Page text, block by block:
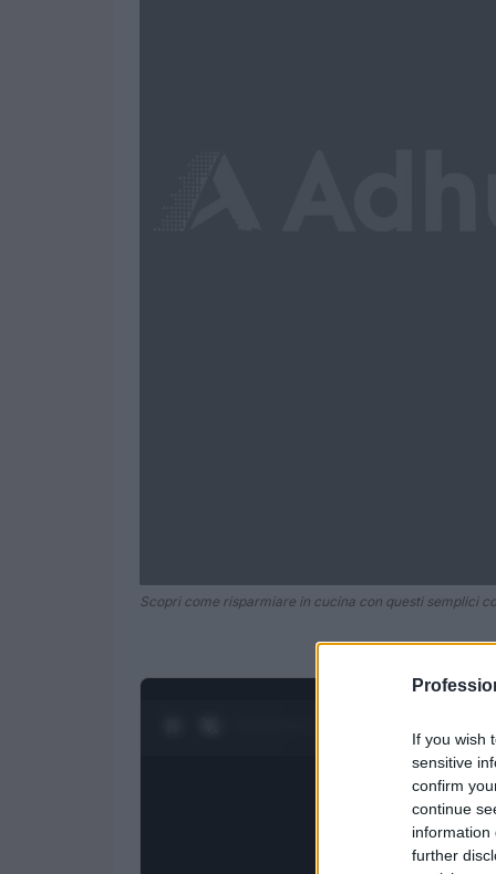
If you wish
sensitive
confirm
continue
information
further
Scopri come risparmiare in cucina con questi semplici